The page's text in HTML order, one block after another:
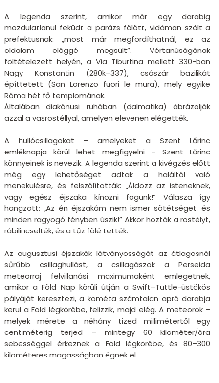
A legenda szerint, amikor már egy darabig
mozdulatlanul feküdt a parázs fölött, vidáman szólt a
prefektusnak: „most már megfordíthatnál, ez az
oldalam eléggé megsült”. Vértanúságának
föltételezett helyén, a Via Tiburtina mellett 330-ban
Nagy Konstantin (280k–337), császár bazilikát
építtetett (San Lorenzo fuori le mura), mely egyike
Róma hét fő templomának.
Általában diakónusi ruhában (dalmatika) ábrázolják
azzal a vasrostéllyal, amelyen elevenen elégették.
A hullócsillagokat – amelyeket a Szent Lőrinc
emléknapja körül lehet megfigyelni – Szent Lőrinc
könnyeinek is nevezik. A legenda szerint a kivégzés előtt
még egy lehetőséget adtak a haláltól való
menekülésre, és felszólították: „Áldozz az isteneknek,
vagy egész éjszaka kínozni fogunk!” Válasza így
hangzott: „Az én éjszakám nem ismer sötétséget, és
minden ragyogó fényben úszik!” Akkor hozták a rostélyt,
rábilincselték, és a tűz fölé tették.
Az augusztusi éjszakák látványosságát az átlagosnál
sűrűbb csillaghullást, a csillagászok a Perseida
meteorraj felvillanási maximumaként emlegetnek,
amikor a Föld Nap körüli útján a Swift–Tuttle-üstökös
pályáját keresztezi, a kométa számtalan apró darabja
kerül a Föld légkörébe, felizzik, majd elég. A meteorok –
melyek mérete a néhány tized millimétertől egy
centiméterig terjed – mintegy 60 kilométer/óra
sebességgel érkeznek a Föld légkörébe, és 80–300
kilométeres magasságban égnek el.